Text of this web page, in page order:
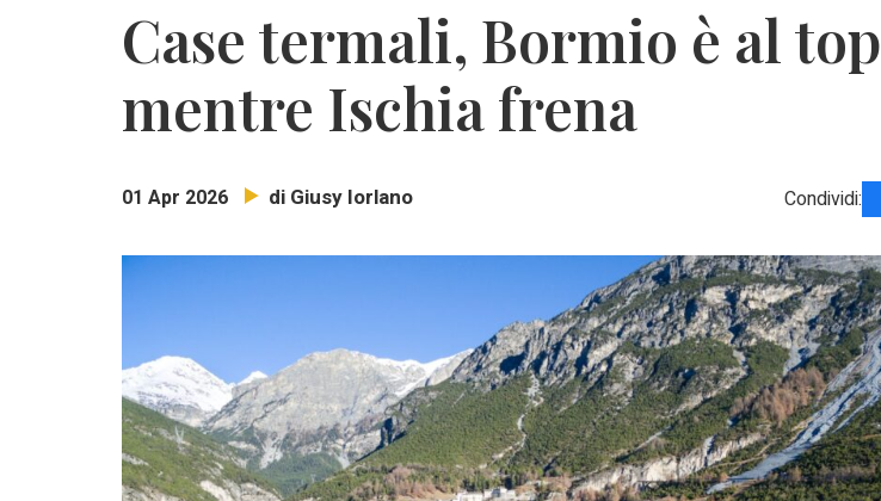
Case termali, Bormio è al top
mentre Ischia frena
01 Apr 2026 di Giusy Iorlano Condividi: